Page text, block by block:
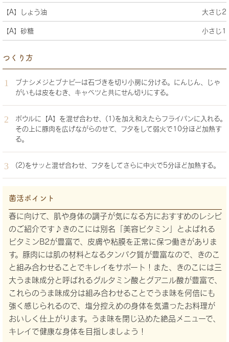
【A】しょう油 大さじ2
【A】砂糖 小さじ1
つくり方
ブナシメジとブナピーは石づきを切り小房に分ける。にんじん、じゃ
がいもは皮をむき、キャベツと共にせん切りにする。
ボウルに【A】を混ぜ合わせ、(1)を加え和えたらフライパンに入れる。
その上に豚肉を広げながらのせて、フタをして弱火で10分ほど加熱す
る。
(2)をサッと混ぜ合わせ、フタをしてさらに中火で5分ほど加熱する。
菌活ポイント
春に向けて、肌や身体の調子が気になる方におすすめのレシピ
のご紹介です♪きのこには別名「美容ビタミン」とよばれる
ビタミンB2が豊富で、皮膚や粘膜を正常に保つ働きがありま
す。豚肉には肌の材料となるタンパク質が豊富なので、きのこ
と組み合わせることでキレイをサポート！また、きのこには三
大うま味成分と呼ばれるグルタミン酸とグアニル酸が豊富で、
これらのうま味成分は組み合わせることでうま味を何倍にも
強く感じられるので、塩分控えめの身体を気遣ったお料理が
おいしく仕上がります。うま味を閉じ込めた絶品メニューで、
キレイで健康な身体を目指しましょう！